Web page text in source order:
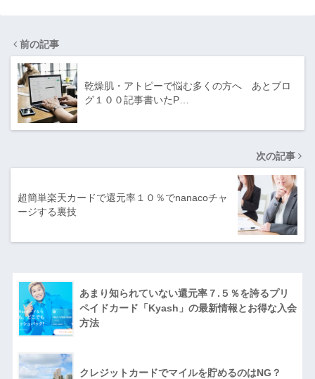
前の記事
乾燥肌・アトピーで悩む多くの方へ あとブロ
グ１００記事書いたP…
次の記事
超簡単楽天カードで還元率１０％でnanacoチャ
ージする裏技
あまり知られていない還元率７.５％を誇るプリ
ペイドカード「Kyash」の最新情報とお得な入会
方法
クレジットカードでマイルを貯めるのはNG？